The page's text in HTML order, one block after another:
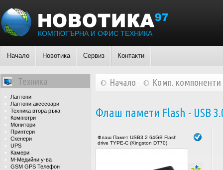
КОМПЮТЪРНА И ОФИС ТЕХНИКА
Начало Новотика Сервиз Контакти
Техника
Лаптопи
Лаптопи аксесоари
Техника втора ръка
Компютри
Монитори
Принтери
Скенери
UPS
Камери
М-Медийни у-ва
GSM GPS Телефон
Начало Комп. компоненти
Флаш памети Flash - USB
Флаш Памет USB3.2 64GB Flash
drive TYPE-C (Kingston DT70)